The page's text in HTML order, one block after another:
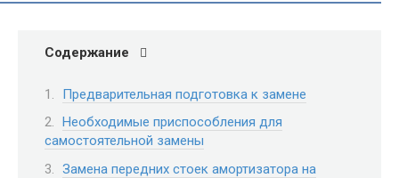
Содержание
Предварительная подготовка к замене
Необходимые приспособления для
самостоятельной замены
Замена передних стоек амортизатора на